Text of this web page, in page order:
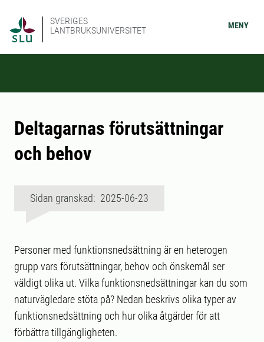
SVERIGES
LANTBRUKSUNIVERSITET
MENY
Deltagarnas förutsättningar
och behov
Sidan granskad: 2025-06-23
Personer med funktionsnedsättning är en heterogen
grupp vars förutsättningar, behov och önskemål ser
väldigt olika ut. Vilka funktionsnedsättningar kan du som
naturvägledare stöta på? Nedan beskrivs olika typer av
funktionsnedsättning och hur olika åtgärder för att
förbättra tillgängligheten.